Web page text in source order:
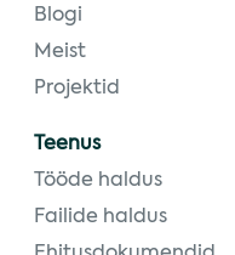
Blogi
Meist
Projektid
Teenus
Tööde haldus
Failide haldus